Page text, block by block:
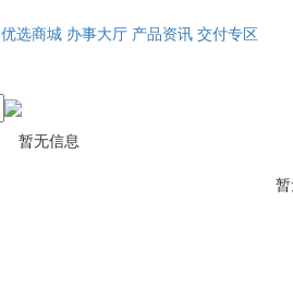
优选商城 办事大厅 产品资讯 交付专区
暂无信息